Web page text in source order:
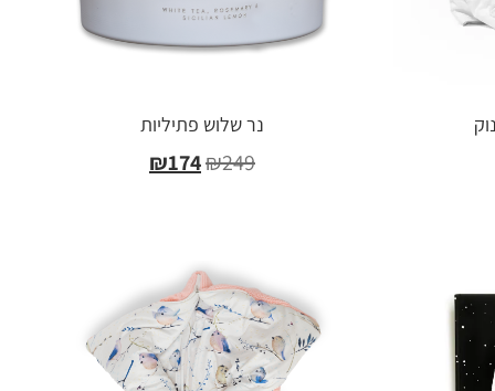
נר שלוש פתיליות
₪249
₪174